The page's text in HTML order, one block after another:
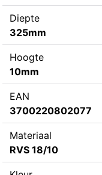
Diepte
325mm
Hoogte
10mm
EAN
3700220802077
Materiaal
RVS 18/10